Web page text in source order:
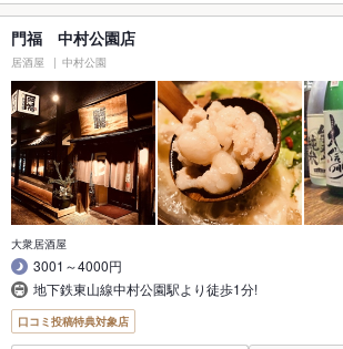
門福 中村公園店
居酒屋 中村公園
大衆居酒屋
3001～4000円
地下鉄東山線中村公園駅より徒歩1分!
口コミ投稿特典対象店